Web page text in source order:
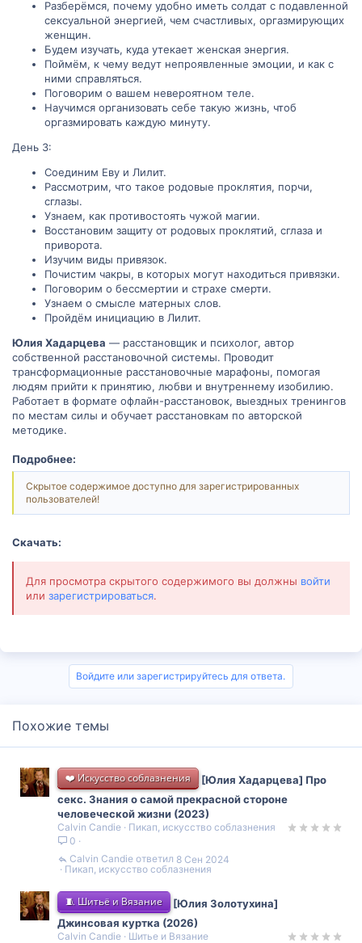
Разберёмся, почему удобно иметь солдат с подавленной
сексуальной энергией, чем счастливых, оргазмирующих
женщин.
Будем изучать, куда утекает женская энергия.
Поймём, к чему ведут непроявленные эмоции, и как с
ними справляться.
Поговорим о вашем невероятном теле.
Научимся организовать себе такую жизнь, чтоб
оргазмировать каждую минуту.
День 3:
Соединим Еву и Лилит.
Рассмотрим, что такое родовые проклятия, порчи,
сглазы.
Узнаем, как противостоять чужой магии.
Восстановим защиту от родовых проклятий, сглаза и
приворота.
Изучим виды привязок.
Почистим чакры, в которых могут находиться привязки.
Поговорим о бессмертии и страхе смерти.
Узнаем о смысле матерных слов.
Пройдём инициацию в Лилит.
Юлия Хадарцева — расстановщик и психолог, автор
собственной расстановочной системы. Проводит
трансформационные расстановочные марафоны, помогая
людям прийти к принятию, любви и внутреннему изобилию.
Работает в формате офлайн-расстановок, выездных тренингов
по местам силы и обучает расстановкам по авторской
методике.
Подробнее:
Скрытое содержимое доступно для зарегистрированных
пользователей!
Скачать:
Для просмотра скрытого содержимого вы должны войти
или зарегистрироваться.
Войдите или зарегистрируйтесь для ответа.
Похожие темы
❤️ Искусство соблазнения
[Юлия Хадарцева] Про
секс. Знания о самой прекрасной стороне
человеческой жизни (2023)
Calvin Candie
Пикап, искусство соблазнения
0
Пикап, искусство соблазнения
8 Сен 2024
Calvin Candie
🧵 Шитьё и Вязание
[Юлия Золотухина]
Джинсовая куртка (2026)
Calvin Candie
Шитье и Вязание